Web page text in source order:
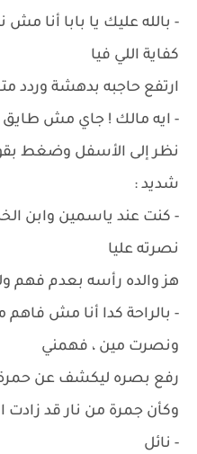
- بالله عليك يا بابا أنا
كفاية اللي فيا
ارتفع حاجبه بدهشة وردد
- ايه مالك ! جاي مش
نظر إلى الأسفل وضغط
شديد :
- كنت عند ياسمين وابن
نصرته عليا
هز والده رأسه بعدم فهم
- بالراحة كدا أنا مش
ونصرت مين ، فهمني
رفع بصره ليكشف عن
وكأن جمرة من نار قد زادت
- نائل